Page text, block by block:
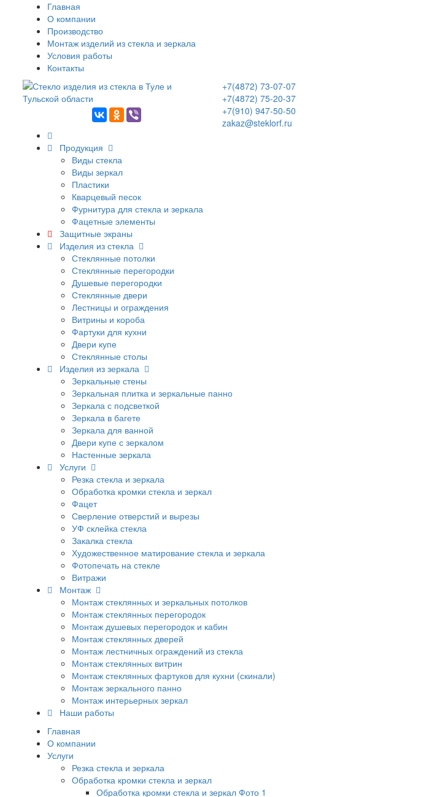
Главная
О компании
Производство
Монтаж изделий из стекла и зеркала
Условия работы
Контакты
+7(4872) 73-07-07
+7(4872) 75-20-37
+7(910) 947-50-50
zakaz@steklorf.ru
Продукция
Виды стекла
Виды зеркал
Пластики
Кварцевый песок
Фурнитура для стекла и зеркала
Фацетные элементы
Защитные экраны
Изделия из стекла
Стеклянные потолки
Стеклянные перегородки
Душевые перегородки
Стеклянные двери
Лестницы и ограждения
Витрины и короба
Фартуки для кухни
Двери купе
Стеклянные столы
Изделия из зеркала
Зеркальные стены
Зеркальная плитка и зеркальные панно
Зеркала с подсветкой
Зеркала в багете
Зеркала для ванной
Двери купе с зеркалом
Настенные зеркала
Услуги
Резка стекла и зеркала
Обработка кромки стекла и зеркал
Фацет
Сверление отверстий и вырезы
УФ склейка стекла
Закалка стекла
Художественное матирование стекла и зеркала
Фотопечать на стекле
Витражи
Монтаж
Монтаж стеклянных и зеркальных потолков
Монтаж стеклянных перегородок
Монтаж душевых перегородок и кабин
Монтаж стеклянных дверей
Монтаж лестничных ограждений из стекла
Монтаж стеклянных витрин
Монтаж стеклянных фартуков для кухни (скинали)
Монтаж зеркального панно
Монтаж интерьерных зеркал
Наши работы
Главная
О компании
Услуги
Резка стекла и зеркала
Обработка кромки стекла и зеркал
Обработка кромки стекла и зеркал Фото 1